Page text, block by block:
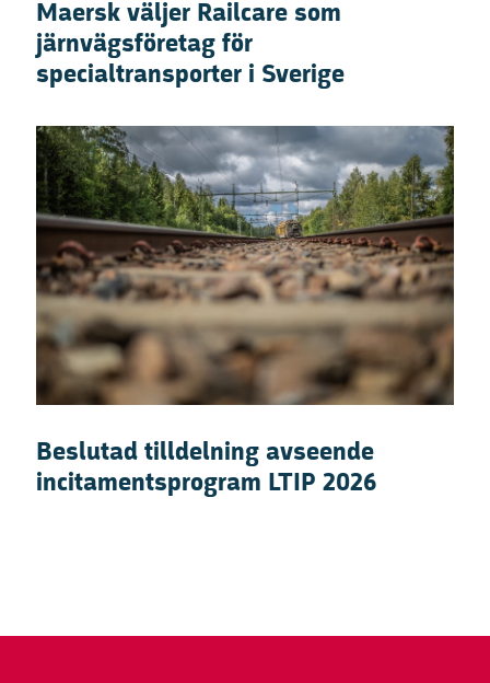
Maersk väljer Railcare som
järnvägsföretag för
specialtransporter i Sverige
Beslutad tilldelning avseende
incitamentsprogram LTIP 2026